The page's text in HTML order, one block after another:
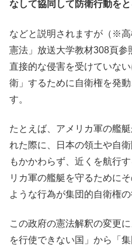
なして協同して防衛行動をと
などと説明されますが（※
憲法」放送大学教材308頁
直接的な侵害を受けていな
衛」するために自衛権を発
す。
たとえば、アメリカ軍の艦
れた際に、日本の領土や自
もかかわらず、近くを航行
リカ軍の艦艇を守るために
ような行為が集団的自衛権の
この政府の憲法解釈の変更
を行使できない国」から「